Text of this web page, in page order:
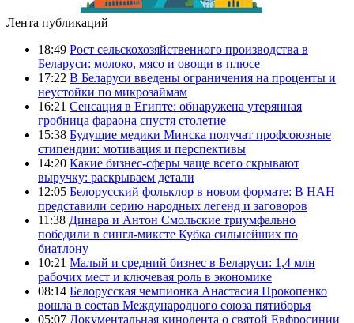
Лента публикаций
18:49 Рост сельскохозяйственного производства в
Беларуси: молоко, мясо и овощи в плюсе
17:22 В Беларуси введены ограничения на проценты и
неустойки по микрозаймам
16:21 Сенсация в Египте: обнаружена утерянная
гробница фараона спустя столетие
15:38 Будущие медики Минска получат профсоюзные
стипендии: мотивация и перспективы
14:20 Какие бизнес-сферы чаще всего скрывают
выручку: раскрываем детали
12:05 Белорусский фольклор в новом формате: В НАН
представили серию народных легенд и заговоров
11:38 Динара и Антон Смольские триумфально
победили в сингл-миксте Кубка сильнейших по
биатлону
10:21 Малый и средний бизнес в Беларуси: 1,4 млн
рабочих мест и ключевая роль в экономике
08:14 Белорусская чемпионка Анастасия Прокопенко
вошла в состав Международного союза пятиборья
05:07 Документальная кинолента о святой Евфросинии